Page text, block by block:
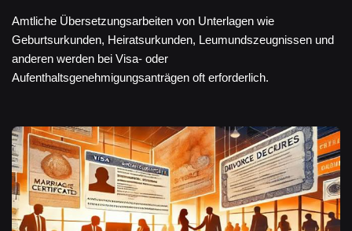
Amtliche Übersetzungsarbeiten von Unterlagen wie
Geburtsurkunden, Heiratsurkunden, Leumundszeugnissen und
anderen werden bei Visa- oder
Aufenthaltsgenehmigungsanträgen oft erforderlich.